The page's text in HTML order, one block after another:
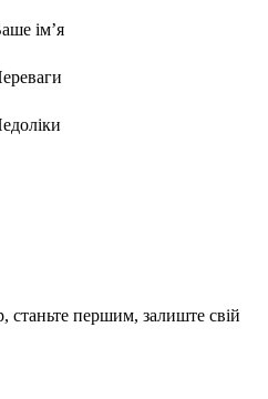
ім’я
станьте першим, залиште свій